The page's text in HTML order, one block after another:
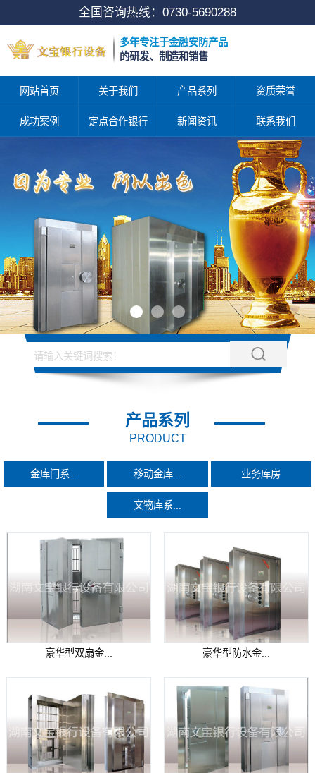
全国咨询热线： 0730-5690288
多年专注于金融安防产品
的研发、制造和销售
网站首页 关于我们 产品系列 资质荣誉
成功案例 定点合作银行 新闻资讯 联系我们
产品系列
PRODUCT
金库门系... 移动金库... 业务库房
文物库系...
豪华型双扇金... 豪华型防水金...